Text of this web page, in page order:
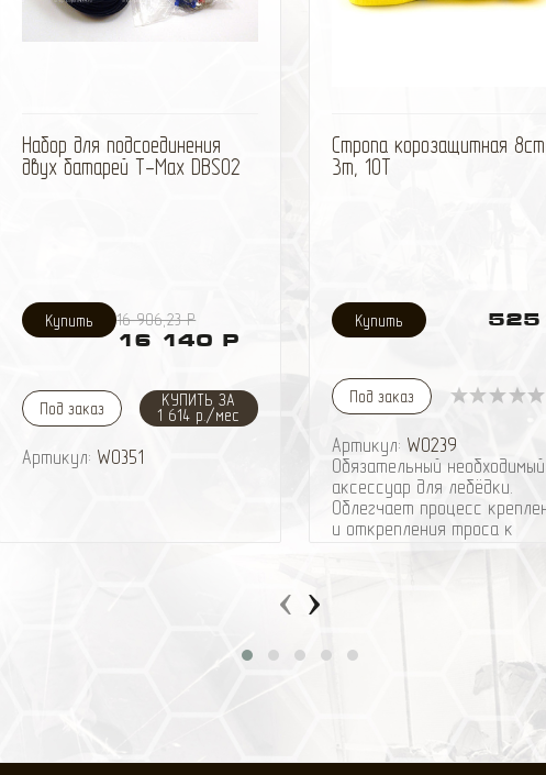
Набор для подсоединения
двух батарей T-Max DBS02
16 906,23 Р
16 140 Р
Под заказ
КУПИТЬ ЗА
1 614 р./мес
Артикул: W0351
Стропа корозащитная
3m, 10T
525
Под заказ
Артикул: W0239
Обязательный необходимый
аксессуар для лебёдки.
Облегчает процесс
и открепления троса к
‹ ›